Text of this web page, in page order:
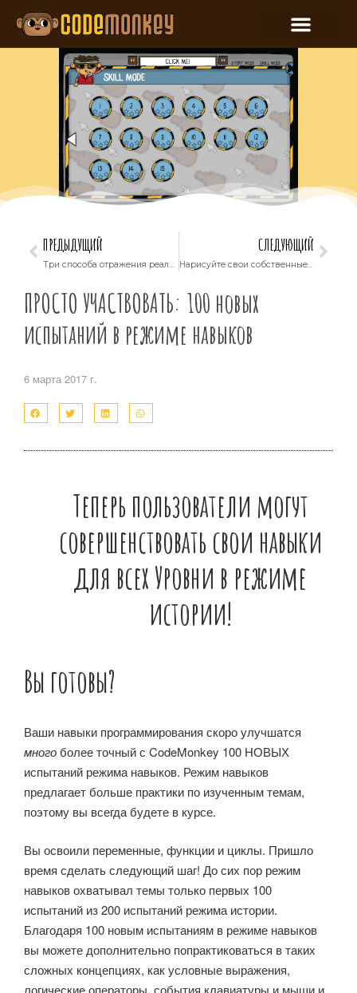
ПРЕДЫДУЩИЙ
Три способа отражения реальной жизни в классе
СЛЕДУЮЩИЙ
Нарисуйте свои собственные спрайты!
ПРОСТО УЧАСТВОВАТЬ: 100 новых
испытаний в режиме навыков
6 марта 2017 г.
Теперь пользователи могут
совершенствовать свои навыки
для всехУровни в режиме
истории!
Вы готовы?
Ваши навыки программирования скоро улучшатся
много более точный с CodeMonkey 100 НОВЫХ
испытаний режима навыков. Режим навыков
предлагает больше практики по изученным темам,
поэтому вы всегда будете в курсе.
Вы освоили переменные, функции и циклы. Пришло
время сделать следующий шаг! До сих пор режим
навыков охватывал темы только первых 100
испытаний из 200 испытаний режима истории.
Благодаря 100 новым испытаниям в режиме навыков
вы можете дополнительно попрактиковаться в таких
сложных концепциях, как условные выражения,
логические операторы, события клавиатуры и мыши и